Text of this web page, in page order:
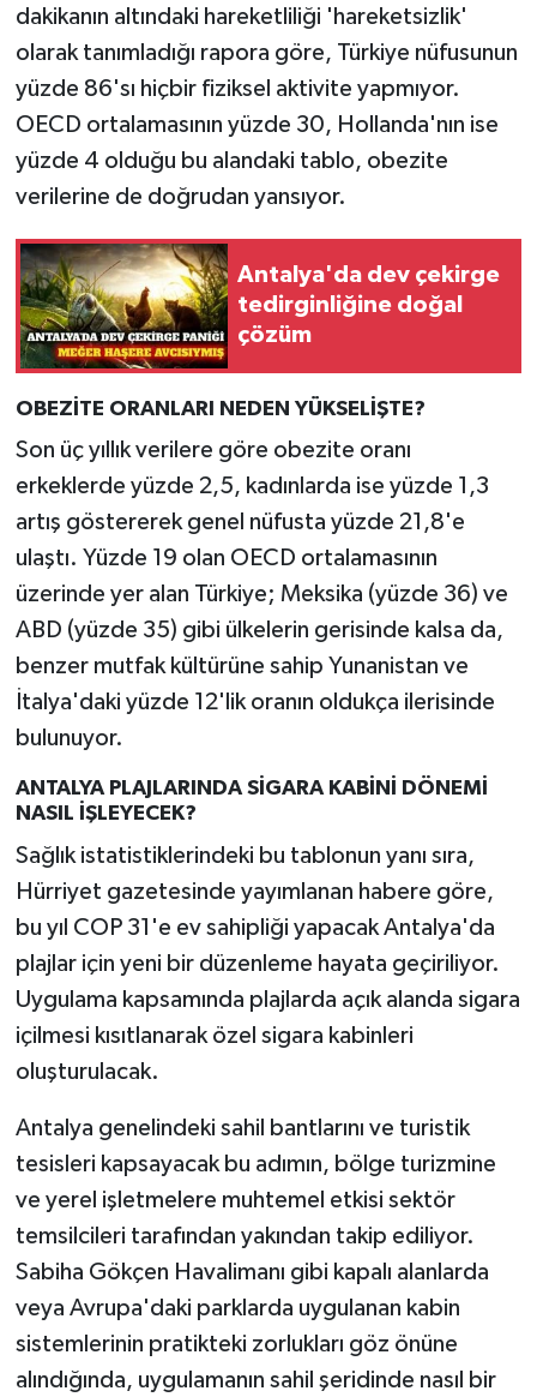
dakikanın altındaki hareketliliği 'hareketsizlik'
olarak tanımladığı rapora göre, Türkiye nüfusunun
yüzde 86'sı hiçbir fiziksel aktivite yapmıyor.
OECD ortalamasının yüzde 30, Hollanda'nın ise
yüzde 4 olduğu bu alandaki tablo, obezite
verilerine de doğrudan yansıyor.
Antalya'da dev çekirge
tedirginliğine doğal
çözüm
OBEZİTE ORANLARI NEDEN YÜKSELİŞTE?
Son üç yıllık verilere göre obezite oranı
erkeklerde yüzde 2,5, kadınlarda ise yüzde 1,3
artış göstererek genel nüfusta yüzde 21,8'e
ulaştı. Yüzde 19 olan OECD ortalamasının
üzerinde yer alan Türkiye; Meksika (yüzde 36) ve
ABD (yüzde 35) gibi ülkelerin gerisinde kalsa da,
benzer mutfak kültürüne sahip Yunanistan ve
İtalya'daki yüzde 12'lik oranın oldukça ilerisinde
bulunuyor.
ANTALYA PLAJLARINDA SİGARA KABİNİ DÖNEMİ
NASIL İŞLEYECEK?
Sağlık istatistiklerindeki bu tablonun yanı sıra,
Hürriyet gazetesinde yayımlanan habere göre,
bu yıl COP 31'e ev sahipliği yapacak Antalya'da
plajlar için yeni bir düzenleme hayata geçiriliyor.
Uygulama kapsamında plajlarda açık alanda sigara
içilmesi kısıtlanarak özel sigara kabinleri
oluşturulacak.
Antalya genelindeki sahil bantlarını ve turistik
tesisleri kapsayacak bu adımın, bölge turizmine
ve yerel işletmelere muhtemel etkisi sektör
temsilcileri tarafından yakından takip ediliyor.
Sabiha Gökçen Havalimanı gibi kapalı alanlarda
veya Avrupa'daki parklarda uygulanan kabin
sistemlerinin pratikteki zorlukları göz önüne
alındığında, uygulamanın sahil şeridinde nasıl bir